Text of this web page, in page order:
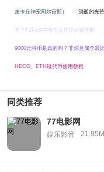
皮卡丘神宠阿尔宙斯） 消逝的光
开？F2Pool中国怎么登录步骤详解
9000比特币是真的吗？非你莫属李晨
HECO、ETH链代币使用教程
同类推荐
77电影网
娱乐影音